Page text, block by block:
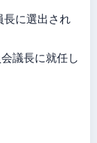
に選出され
議長に就任し